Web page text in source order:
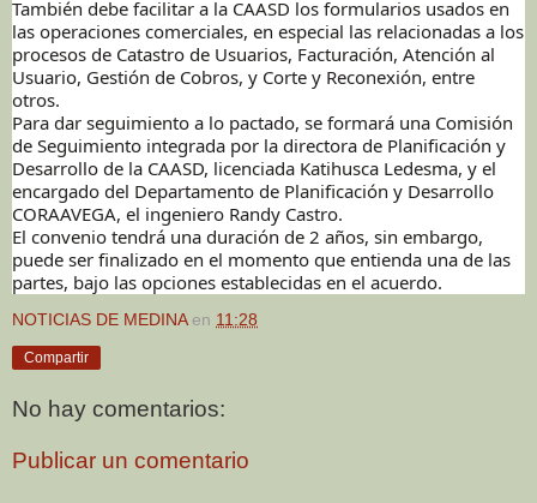
También debe facilitar a la CAASD los formularios usados en
las operaciones comerciales, en especial las relacionadas a los
procesos de Catastro de Usuarios, Facturación, Atención al
Usuario, Gestión de Cobros, y Corte y Reconexión, entre
otros.
Para dar seguimiento a lo pactado, se formará una Comisión
de Seguimiento integrada por la directora de Planificación y
Desarrollo de la CAASD, licenciada Katihusca Ledesma, y el
encargado del Departamento de Planificación y Desarrollo
CORAAVEGA, el ingeniero Randy Castro.
El convenio tendrá una duración de 2 años, sin embargo,
puede ser finalizado en el momento que entienda una de las
partes, bajo las opciones establecidas en el acuerdo.
NOTICIAS DE MEDINA en 11:28
Compartir
No hay comentarios:
Publicar un comentario